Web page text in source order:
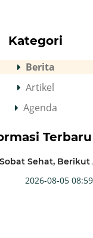
Kategori
Berita
Artikel
Agenda
Terbaru
Sobat Sehat, Berikut
2026-08-05